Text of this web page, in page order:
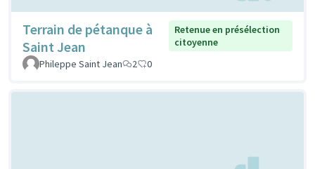
Terrain de pétanque à
Saint Jean
Retenue en présélection
citoyenne
Phileppe Saint Jean
2 0